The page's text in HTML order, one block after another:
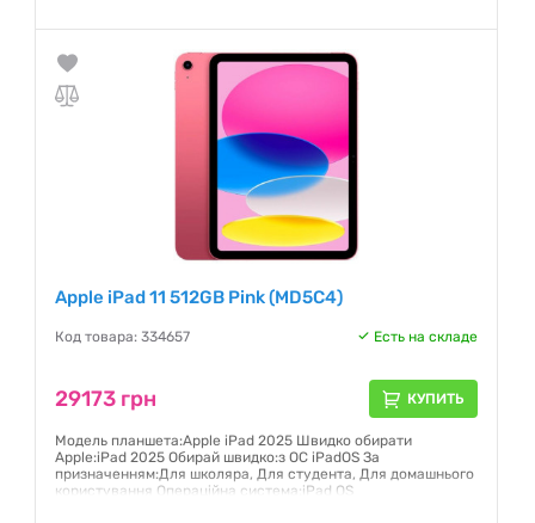
Apple iPad 11 512GB Pink (MD5C4)
Код товара: 334657 Есть на складе
29173 грн КУПИТЬ
Модель планшета:Apple iPad 2025 Швидко обирати
Apple:iPad 2025 Обирай швидко:з ОС iPadOS За
призначенням:Для школяра, Для студента, Для домашнього
користування Операційна система:iPad OS